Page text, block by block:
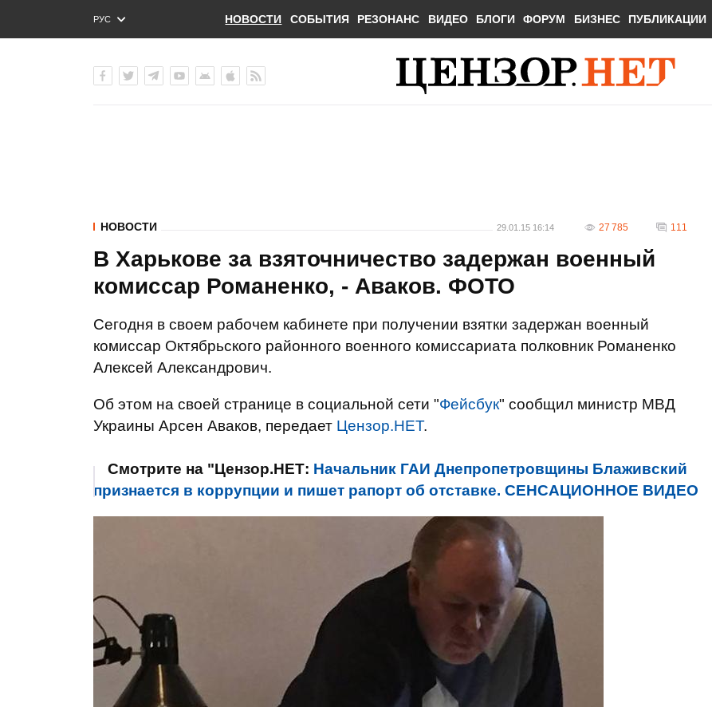
РУС
ENG
НОВОСТИ СОБЫТИЯ РЕЗОНАНС ВИДЕО БЛОГИ ФОРУМ БИЗНЕС ПУБЛИКАЦИИ
НОВОСТИ 29.01.15 16:14 27 785 111
В Харькове за взяточничество задержан военный
комиссар Романенко, - Аваков. ФОТО
Сегодня в своем рабочем кабинете при получении взятки задержан военный
комиссар Октябрьского районного военного комиссариата полковник Романенко
Алексей Александрович.
Об этом на своей странице в социальной сети "Фейсбук" сообщил министр МВД
Украины Арсен Аваков, передает Цензор.НЕТ.
Смотрите на "Цензор.НЕТ: Начальник ГАИ Днепропетровщины Блаживский
признается в коррупции и пишет рапорт об отставке. СЕНСАЦИОННОЕ ВИДЕО